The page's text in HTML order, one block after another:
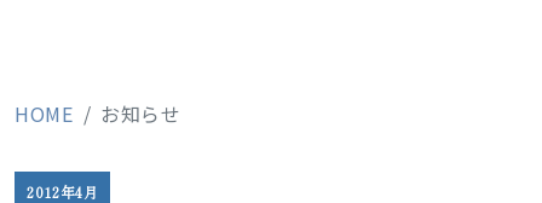
HOME お知らせ
2012年4月